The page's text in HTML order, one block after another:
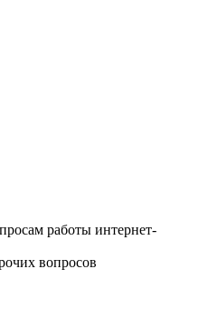
работы интернет-
вопросов